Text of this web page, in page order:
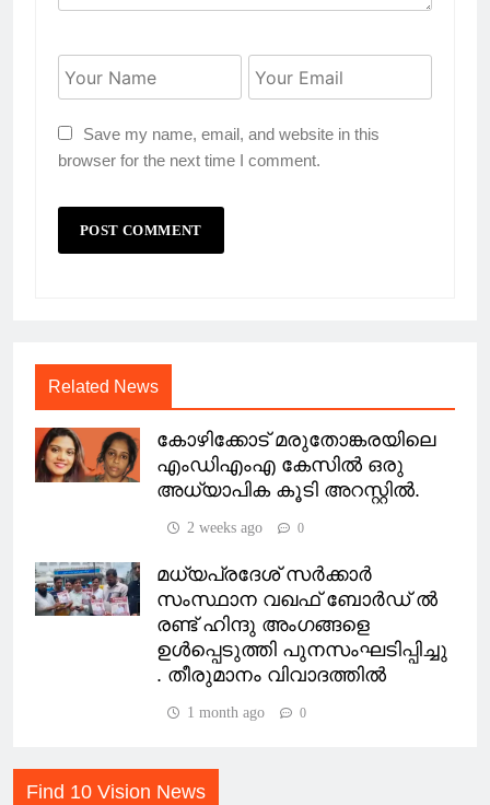
Save my name, email, and website in this
browser for the next time I comment.
Related News
കോഴിക്കോട് മരുതോങ്കരയിലെ
എംഡിഎംഎ കേസിൽ ഒരു
അധ്യാപിക കൂടി അറസ്റ്റിൽ.
2 weeks ago 0
മധ്യപ്രദേശ് സർക്കാർ
സംസ്ഥാന വഖഫ് ബോർഡ് ൽ
രണ്ട് ഹിന്ദു അംഗങ്ങളെ
ഉൾപ്പെടുത്തി പുനസംഘടിപ്പിച്ചു
. തീരുമാനം വിവാദത്തിൽ
1 month ago 0
Find 10 Vision News